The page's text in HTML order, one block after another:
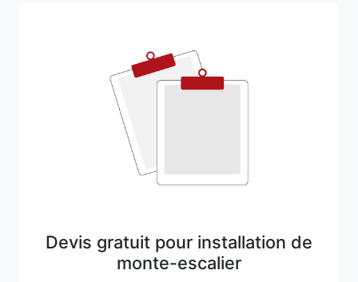
Devis gratuit pour installation de
monte-escalier